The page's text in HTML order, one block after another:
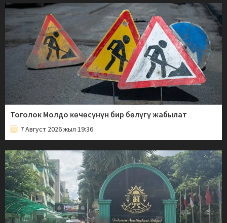
Тоголок Молдо көчөсүнүн бир бөлүгү жабылат
7 Август 2026 жыл 19:36